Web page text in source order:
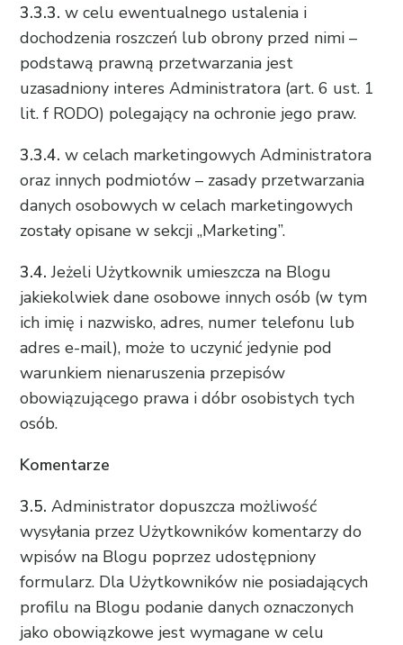
3.3.3. w celu ewentualnego ustalenia i
dochodzenia roszczeń lub obrony przed nimi –
podstawą prawną przetwarzania jest
uzasadniony interes Administratora (art. 6 ust. 1
lit. f RODO) polegający na ochronie jego praw.
3.3.4. w celach marketingowych Administratora
oraz innych podmiotów – zasady przetwarzania
danych osobowych w celach marketingowych
zostały opisane w sekcji „Marketing”.
3.4. Jeżeli Użytkownik umieszcza na Blogu
jakiekolwiek dane osobowe innych osób (w tym
ich imię i nazwisko, adres, numer telefonu lub
adres e-mail), może to uczynić jedynie pod
warunkiem nienaruszenia przepisów
obowiązującego prawa i dóbr osobistych tych
osób.
Komentarze
3.5. Administrator dopuszcza możliwość
wysyłania przez Użytkowników komentarzy do
wpisów na Blogu poprzez udostępniony
formularz. Dla Użytkowników nie posiadających
profilu na Blogu podanie danych oznaczonych
jako obowiązkowe jest wymagane w celu